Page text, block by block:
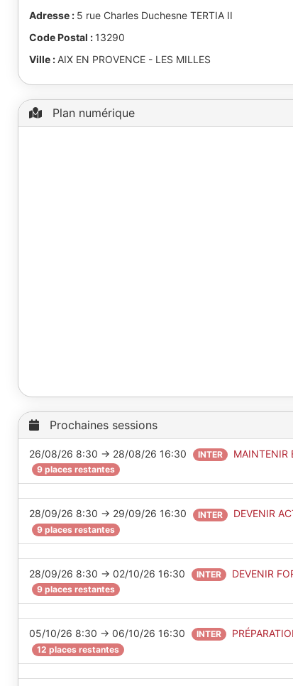
Adresse : 5 rue Charles Duchesne TERTIA II
Code Postal : 13290
Ville : AIX EN PROVENCE - LES MILLES
Plan numérique
Prochaines sessions
26/08/26 8:30 → 28/08/26 16:30 INTER MAINTENIR
9 places restantes
28/09/26 8:30 → 29/09/26 16:30 INTER DEVENIR
9 places restantes
28/09/26 8:30 → 02/10/26 16:30 INTER DEVENIR
9 places restantes
05/10/26 8:30 → 06/10/26 16:30 INTER
12 places restantes